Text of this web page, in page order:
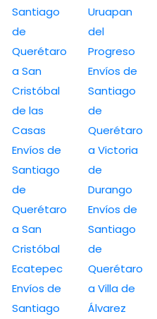
Santiago
de
Querétaro
a San
Cristóbal
de las
Casas
Envíos de
Santiago
de
Querétaro
a San
Cristóbal
Ecatepec
Envíos de
Santiago
Uruapan
del
Progreso
Envíos de
Santiago
de
Querétaro
a Victoria
de
Durango
Envíos de
Santiago
de
Querétaro
a Villa de
Álvarez